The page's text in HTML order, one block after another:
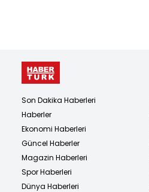
Son Dakika Haberleri
Haberler
Ekonomi Haberleri
Güncel Haberler
Magazin Haberleri
Spor Haberleri
Dünya Haberleri